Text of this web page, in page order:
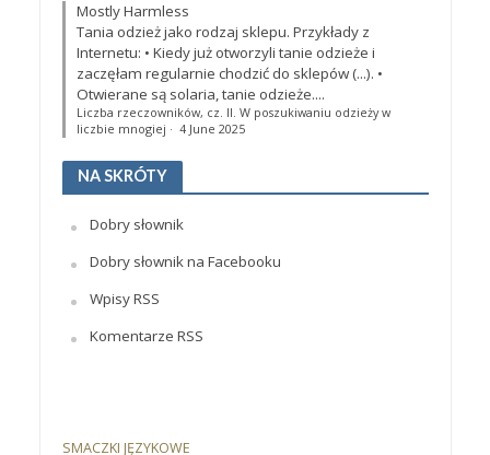
Mostly Harmless
Tania odzież jako rodzaj sklepu. Przykłady z
Internetu: • Kiedy już otworzyli tanie odzieże i
zaczęłam regularnie chodzić do sklepów (...). •
Otwierane są solaria, tanie odzieże....
Liczba rzeczowników, cz. II. W poszukiwaniu odzieży w
liczbie mnogiej · 4 June 2025
NA SKRÓTY
Dobry słownik
Dobry słownik na Facebooku
Wpisy RSS
Komentarze RSS
SMACZKI JĘZYKOWE